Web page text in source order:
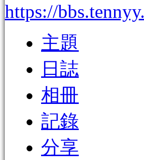
https://
主題
日誌
相冊
記錄
分享